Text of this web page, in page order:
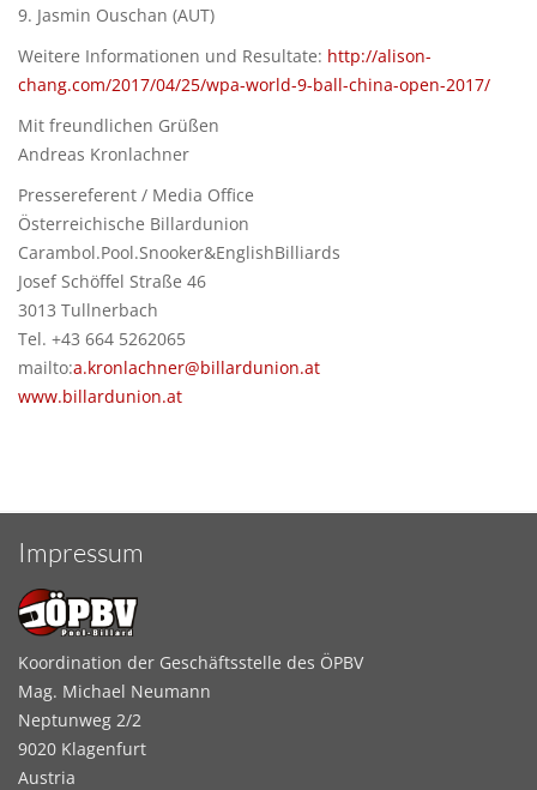
9. Jasmin Ouschan (AUT)
Weitere Informationen und Resultate: http://alison-
chang.com/2017/04/25/wpa-world-9-ball-china-open-2017/
Mit freundlichen Grüßen
Andreas Kronlachner
Pressereferent / Media Office
Österreichische Billardunion
Carambol.Pool.Snooker&EnglishBilliards
Josef Schöffel Straße 46
3013 Tullnerbach
Tel. +43 664 5262065
mailto:a.kronlachner@billardunion.at
www.billardunion.at
Impressum
Koordination der Geschäftsstelle des ÖPBV
Mag. Michael Neumann
Neptunweg 2/2
9020 Klagenfurt
Austria